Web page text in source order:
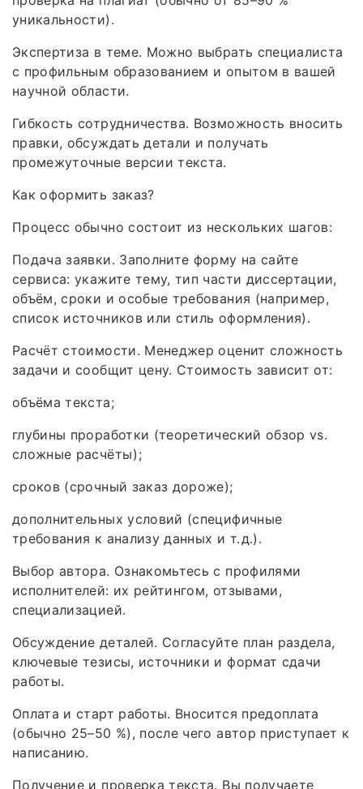
уникальности).
Экспертиза в теме. Можно выбрать специалиста
с профильным образованием и опытом в вашей
научной области.
Гибкость сотрудничества. Возможность вносить
правки, обсуждать детали и получать
промежуточные версии текста.
Как оформить заказ?
Процесс обычно состоит из нескольких шагов:
Подача заявки. Заполните форму на сайте
сервиса: укажите тему, тип части диссертации,
объём, сроки и особые требования (например,
список источников или стиль оформления).
Расчёт стоимости. Менеджер оценит сложность
задачи и сообщит цену. Стоимость зависит от:
объёма текста;
глубины проработки (теоретический обзор vs.
сложные расчёты);
сроков (срочный заказ дороже);
дополнительных условий (специфичные
требования к анализу данных и т. д.).
Выбор автора. Ознакомьтесь с профилями
исполнителей: их рейтингом, отзывами,
специализацией.
Обсуждение деталей. Согласуйте план раздела,
ключевые тезисы, источники и формат сдачи
работы.
Оплата и старт работы. Вносится предоплата
(обычно 25–50 %), после чего автор приступает к
написанию.
Получение и проверка текста. Вы получаете